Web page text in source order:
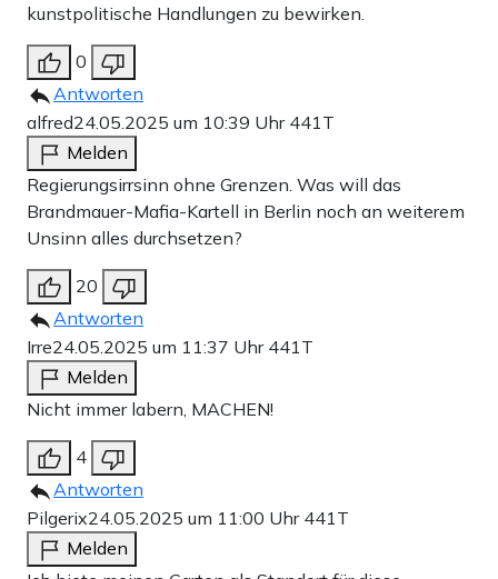
kunstpolitische Handlungen zu bewirken.
0
Antworten
alfred24.05.2025 um 10:39 Uhr 441T
Melden
Regierungsirrsinn ohne Grenzen. Was will das
Brandmauer-Mafia-Kartell in Berlin noch an weiterem
Unsinn alles durchsetzen?
20
Antworten
Irre24.05.2025 um 11:37 Uhr 441T
Melden
Nicht immer labern, MACHEN!
4
Antworten
Pilgerix24.05.2025 um 11:00 Uhr 441T
Melden